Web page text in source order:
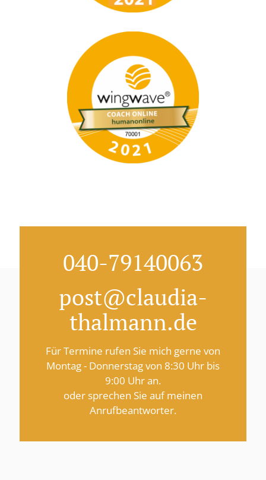
040-79140063
post@claudia-
thalmann.de
Für Termine rufen Sie mich gerne von
Montag - Donnerstag von 8:30 Uhr bis
9:00 Uhr an.
oder sprechen Sie auf meinen
Anrufbeantworter.